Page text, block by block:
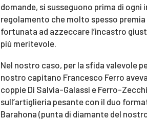
domande, si susseguono prima di ogni
regolamento che molto spesso premia
fortunata ad azzeccare l’incastro
più meritevole.
Nel nostro caso, per la sfida valevole
nostro capitano Francesco Ferro
coppie Di Salvia-Galassi e Ferro-
sull’artiglieria pesante con il duo
Barahona (punta di diamante del